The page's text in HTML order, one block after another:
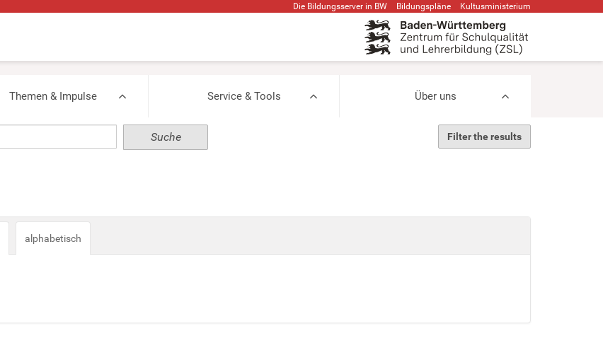
Die Bildungsserver in BW Bildungspläne Kultusministerium
Themen & Impulse Service & Tools Über uns
Filter the results
alphabetisch